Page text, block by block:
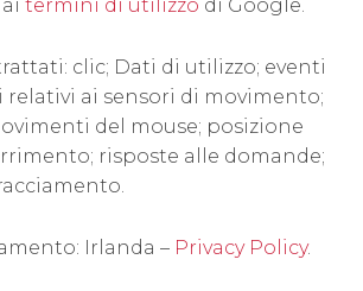
aitermini di utilizzo di Google.
clic; Dati di utilizzo; eventi
relativi ai sensori di movimento;
del mouse; posizione
risposte alle domande;
Irlanda – Privacy Policy.